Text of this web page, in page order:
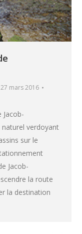
27 mars 2016
Jacob-
verdoyant
sur le
Jacob-
la route
la destination